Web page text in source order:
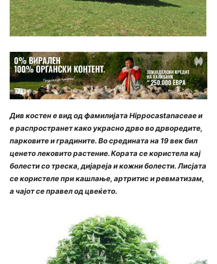
Див костен е вид од фамилијата Hippocastanaceae и
е распространет како украсно дрво во дрворедите,
парковите и градините. Во средината на 19 век бил
ценето лековито растение. Кората се користела кај
болести со треска, дијареја и кожни болести. Лисјата
се користеле при кашлање, артритис и ревматизам,
а чајот се правел од цвеќето.